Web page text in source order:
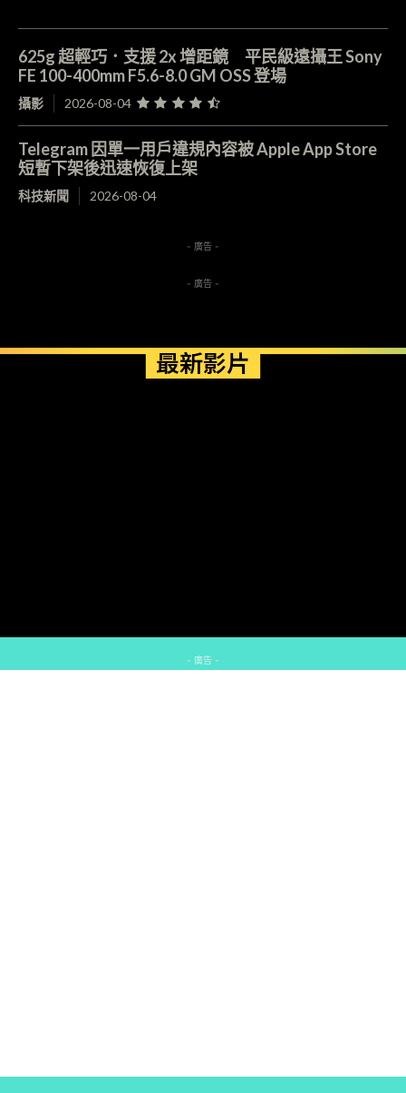
625g 超輕巧．支援 2x 增距鏡 平民級遠攝王 Sony
FE 100-400mm F5.6-8.0 GM OSS 登場
攝影 2026-08-04
Telegram 因單一用戶違規內容被 Apple App Store
短暫下架後迅速恢復上架
科技新聞 2026-08-04
- 廣告 -
- 廣告 -
最新影片
- 廣告 -